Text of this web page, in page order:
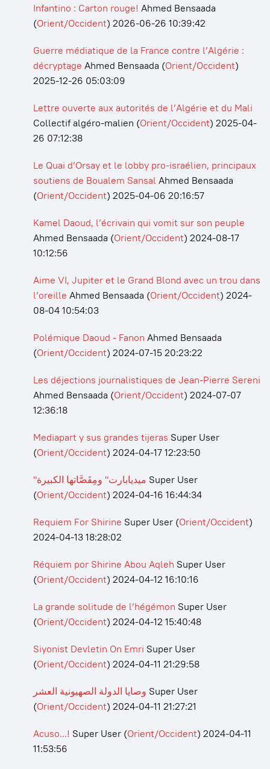
Infantino : Carton rouge! Ahmed Bensaada
(Orient/Occident) 2026-06-26 10:39:42
Guerre médiatique de la France contre l’Algérie :
décryptage Ahmed Bensaada (Orient/Occident)
2025-12-26 05:03:09
Lettre ouverte aux autorités de l’Algérie et du Mali
Collectif algéro-malien (Orient/Occident) 2025-04-
26 07:12:38
Le Quai d’Orsay et le lobby pro-israélien, principaux
soutiens de Boualem Sansal Ahmed Bensaada
(Orient/Occident) 2025-04-06 20:16:57
Kamel Daoud, l’écrivain qui vomit sur son peuple
Ahmed Bensaada (Orient/Occident) 2024-08-17
10:12:56
Aime VI, Jupiter et le Grand Blond avec un trou dans
l’oreille Ahmed Bensaada (Orient/Occident) 2024-
08-04 10:54:03
Polémique Daoud - Fanon Ahmed Bensaada
(Orient/Occident) 2024-07-15 20:23:22
Les déjections journalistiques de Jean-Pierre Sereni
Ahmed Bensaada (Orient/Occident) 2024-07-07
12:36:18
Mediapart y sus grandes tijeras Super User
(Orient/Occident) 2024-04-17 12:23:50
"ميديابارت" ومِقَصَّاتها الكبيرة Super User
(Orient/Occident) 2024-04-16 16:44:34
Requiem For Shirine Super User (Orient/Occident)
2024-04-13 18:28:02
Réquiem por Shirine Abou Aqleh Super User
(Orient/Occident) 2024-04-12 16:10:16
La grande solitude de l’hégémon Super User
(Orient/Occident) 2024-04-12 15:40:48
Siyonist Devletin On Emri Super User
(Orient/Occident) 2024-04-11 21:29:58
وصايا الدولة الصهيونية العشر Super User
(Orient/Occident) 2024-04-11 21:27:21
Acuso...! Super User (Orient/Occident) 2024-04-11
11:53:56